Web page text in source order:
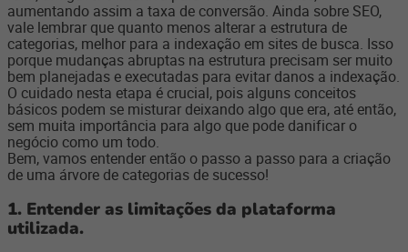
aumentando assim a taxa de conversão. Ainda sobre SEO,
vale lembrar que quanto menos alterar a estrutura de
categorias, melhor para a indexação em sites de busca. Isso
porque mudanças abruptas na estrutura precisam ser muito
bem planejadas e executadas para evitar danos a indexação.
O cuidado nesta etapa é crucial, pois alguns conceitos
básicos podem se misturar deixando algo que era, até então,
sem muita importância para algo que pode danificar o
negócio como um todo.
Bem, vamos entender então o passo a passo para a criação
de uma árvore de categorias de sucesso!
1. Entender as limitações da plataforma
utilizada.